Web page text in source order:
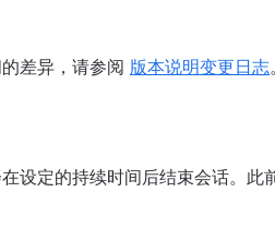
差异，请参阅 版本说明变更日志。
设定的持续时间后结束会话。